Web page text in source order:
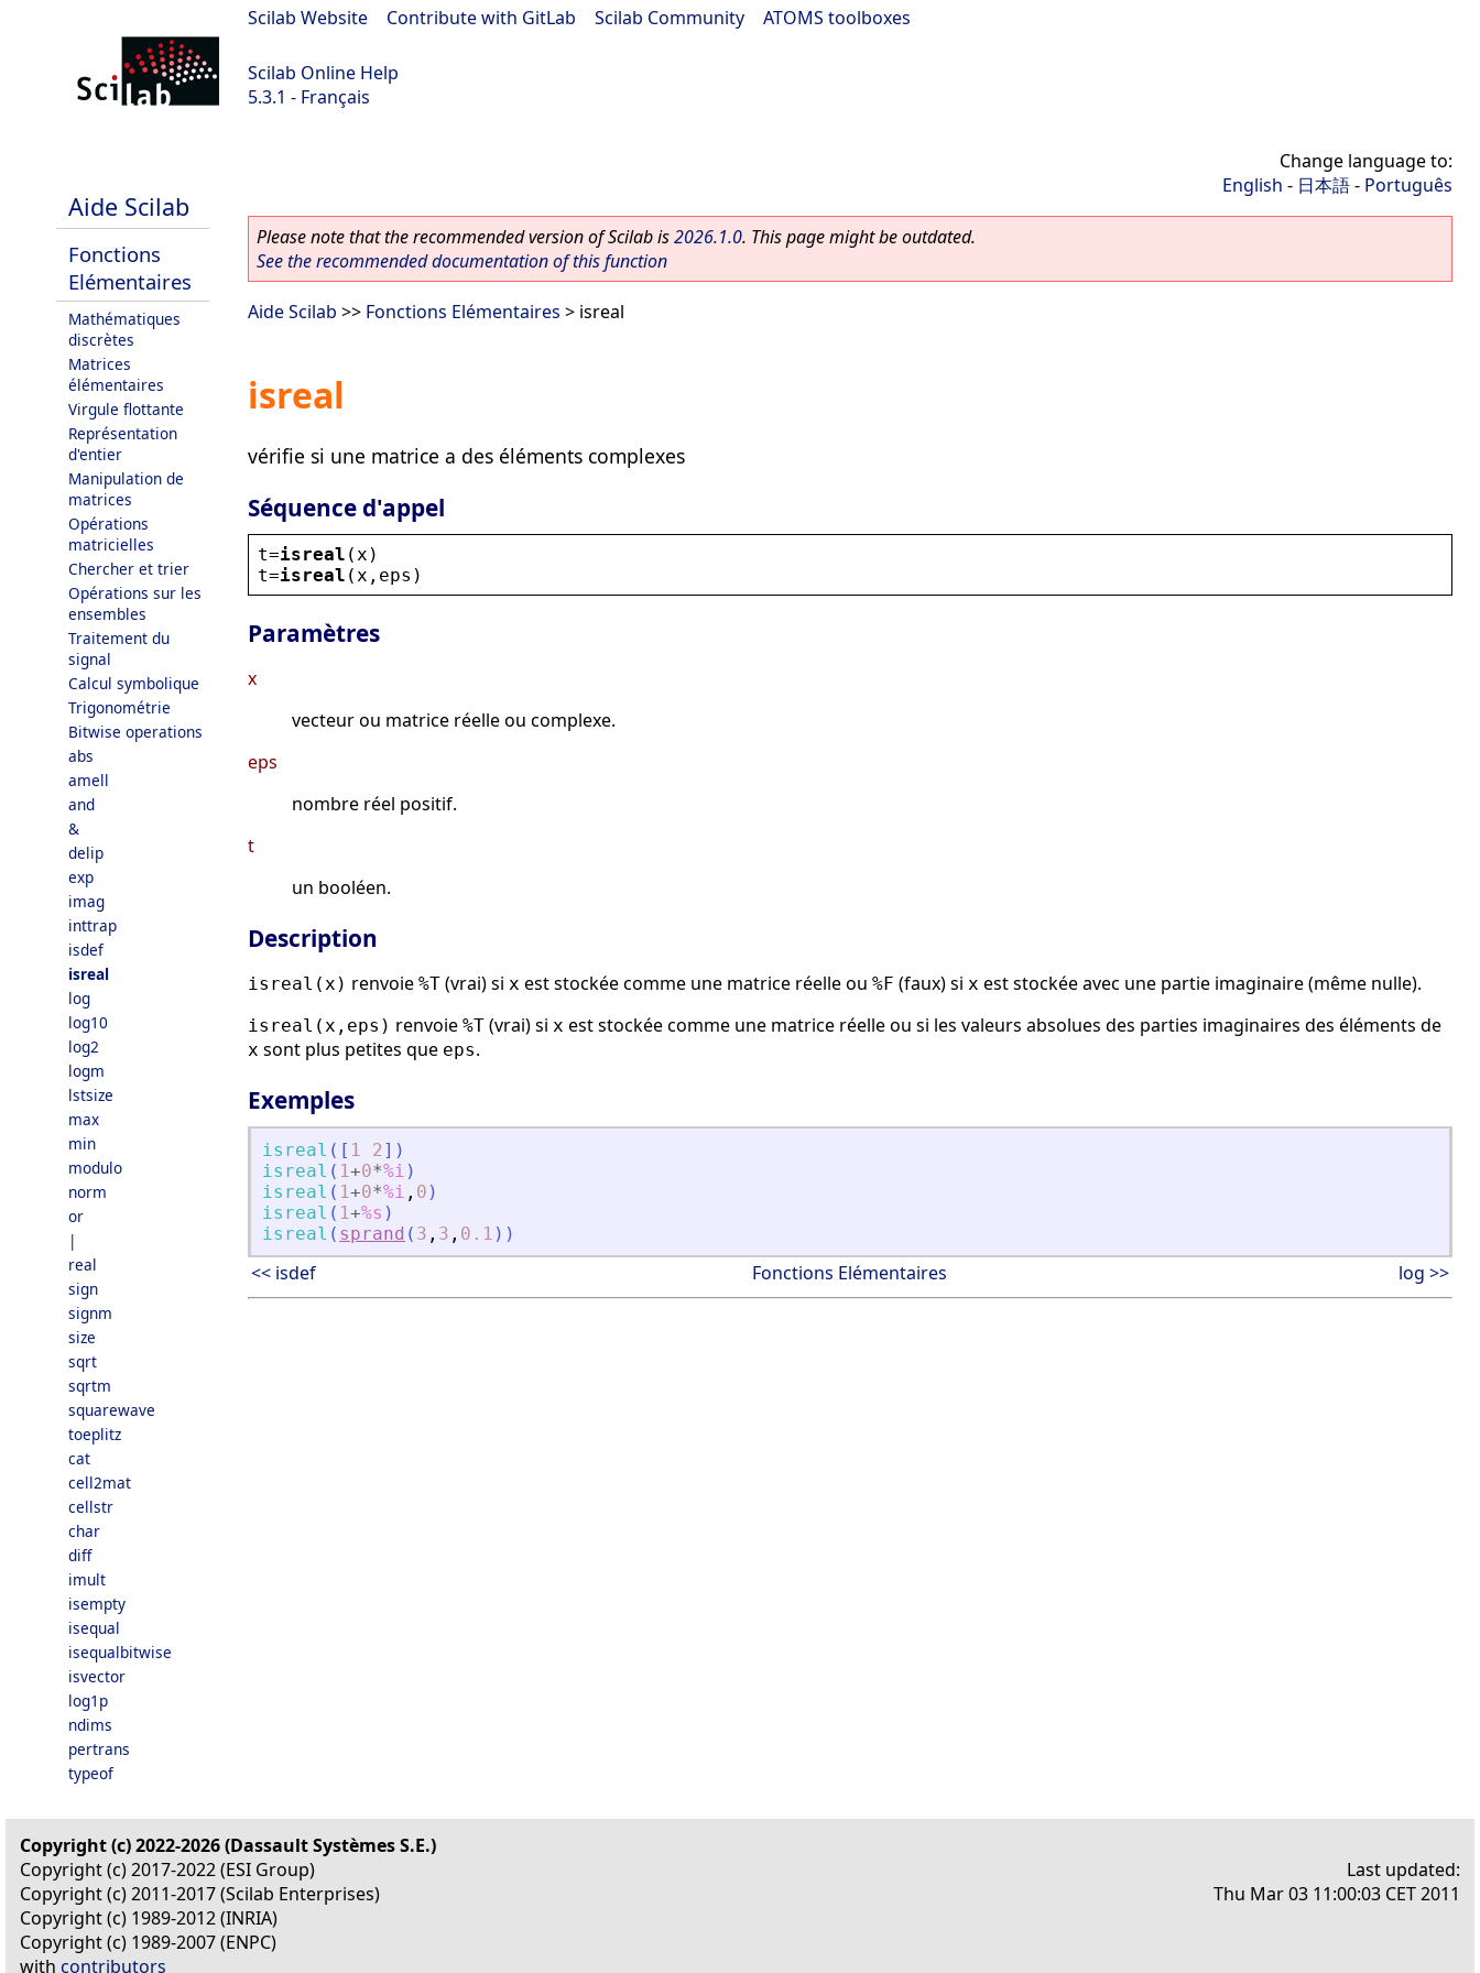
Scilab Website Contribute with GitLab Scilab Community ATOMS toolboxes
Scilab Online Help
5.3.1 - Français
Aide Scilab
Fonctions
Elémentaires
Mathématiques
discrètes
Matrices
élémentaires
Virgule flottante
Représentation
d'entier
Manipulation de
matrices
Opérations
matricielles
Chercher et trier
Opérations sur les
ensembles
Traitement du
signal
Calcul symbolique
Trigonométrie
Bitwise operations
abs
amell
and
&
delip
exp
imag
inttrap
isdef
isreal
log
log10
log2
logm
lstsize
max
min
modulo
norm
or
|
real
sign
signm
size
sqrt
sqrtm
squarewave
toeplitz
cat
cell2mat
cellstr
char
diff
imult
isempty
isequal
isequalbitwise
isvector
log1p
ndims
pertrans
typeof
Change language to:
English - 日本語- Português
Please note that the recommended version of Scilab is2026.1.0. This page might be outdated.
See the recommended documentation of this function
Aide Scilab >> Fonctions Elémentaires > isreal
isreal
vérifie si une matrice a des éléments complexes
Séquence d'appel
t=isreal ( x )
t=isreal ( x , eps )
Paramètres
x
vecteur ou matrice réelle ou complexe.
eps
nombre réel positif.
t
un booléen.
Description
isreal(x) renvoie %T (vrai) si x est stockée comme une matrice réelle ou %F (faux) si x est stockée avec une partie imaginaire (même nulle).
isreal(x,eps) renvoie %T (vrai) si x est stockée comme une matrice réelle ou si les valeurs absolues des parties imaginaires des éléments de
x sont plus petites que eps.
Exemples
isreal ( [ 1 2] )
isreal ( 1+0*%i )
isreal ( 1+0*%i , 0 )
isreal ( 1+%s )
isreal ( sprand ( 3 , 3 , 0.1 ) )
<< isdef Fonctions Elémentaires log >>
Copyright (c) 2022-2026 (Dassault Systèmes S.E.)
Copyright (c) 2017-2022 (ESI Group)
Copyright (c) 2011-2017 (Scilab Enterprises)
Copyright (c) 1989-2012 (INRIA)
Copyright (c) 1989-2007 (ENPC)
with contributors
Last updated:
Thu Mar 03 11:00:03 CET 2011